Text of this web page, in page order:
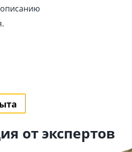
описанию
от экспертов